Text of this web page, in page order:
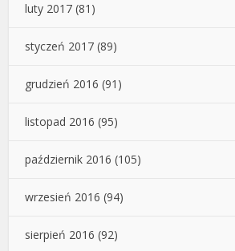
luty 2017 (81)
styczeń 2017 (89)
grudzień 2016 (91)
listopad 2016 (95)
październik 2016 (105)
wrzesień 2016 (94)
sierpień 2016 (92)